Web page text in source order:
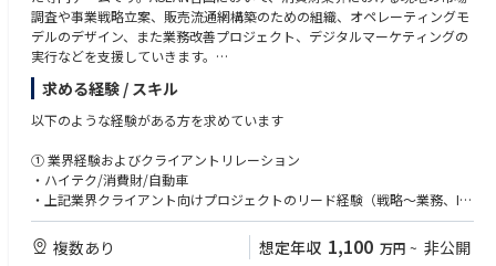
及び建材メーカーなど各ステークホルダーとの施工現場での実証も進んで
います。
https://www.youtube.com/watch?v=reFaYwEVmDM （７分程度）
■入社後すぐにお任せする業務：
まずはBuildAppの内装サービスに注力し、入社後数か月は日本にてOJTで
BuildApp内装サービスおよびプロダクトについて理解を深めるとともに、
って初期調査の状況をキャッチアップいただきながら、シンガポールにお
いてBuildAppサービスを展開するためのカスタマイズ開発に向けた調査計
画を策定いただきます。その後、シンガポールに駐在して実際に調査を実
施してカスタマイズ開発をリードし、ビジネス開発マネジャーと連携して
顧客との実証案件の獲得を経て実ビジネス獲得に繋げていただきます。
海外勤務経験（特に東南アジア歓迎）
日本の建設実務を深く理解している方
事業責任（PL）を持った経験
調査や事業戦略立案、販売流通網構築のための組織、オペレーティングモ
デルのデザイン、また業務改善プロジェクト、デジタルマーケティングの
実行などを支援していきます。
ASEAN現地の深い知識また現地に居る地の利を活かし、クライアントの海
外現法の信頼される相談相手としての地位を確立し、また地域のEYグルー
プの様々な部門と連携しプロジェクトを実行し、成功に導いていける方を
【プロジェクト事例】
・タイにおける大手製造業のスマートファクトリー構想策定と導入支援
・大手メーカーのSAP導入支援
・次世代EV関連のグローバル調査支援
求める経験 / スキル
以下のような経験がある方を求めています
① 業界経験およびクライアントリレーション
・ハイテク/消費財/自動車
・上記業界クライアント向けプロジェクトのリード経験（戦略～業務、I
T）および主要企業とのリレーション
・業界トレンドおよび課題の理解
複数あり 想定年収 1,100 万円 ~ 非公開